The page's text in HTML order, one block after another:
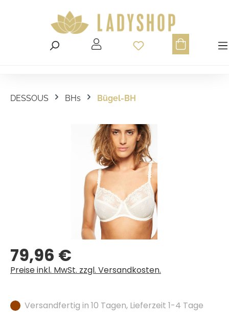
Du hast 0
DESSOUS BHs Bügel-BH
Bildergalerie überspringen
Regulärer Preis:
79,96 €
Preise inkl. MwSt. zzgl. Versandkosten.
Versandfertig in 10 Tagen, Lieferzeit 1-4 Tage